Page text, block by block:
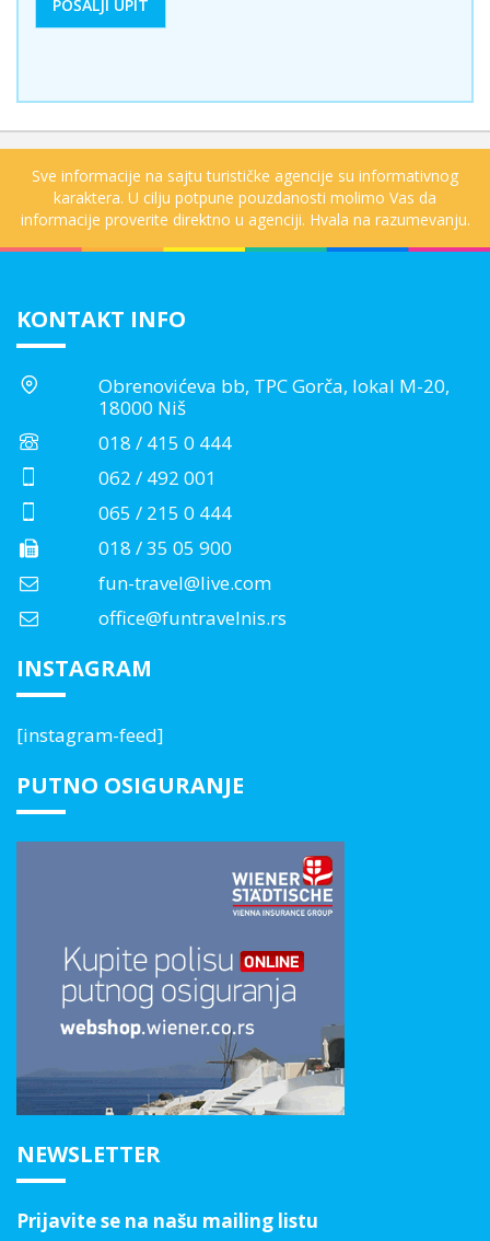
Sve informacije na sajtu turističke agencije su informativnog
karaktera. U cilju potpune pouzdanosti molimo Vas da
informacije proverite direktno u agenciji. Hvala na razumevanju.
KONTAKT INFO
Obrenovićeva bb, TPC Gorča, lokal M-20,
18000 Niš
018 / 415 0 444
062 / 492 001
065 / 215 0 444
018 / 35 05 900
fun-travel@live.com
office@funtravelnis.rs
INSTAGRAM
[instagram-feed]
PUTNO OSIGURANJE
NEWSLETTER
Prijavite se na našu mailing listu